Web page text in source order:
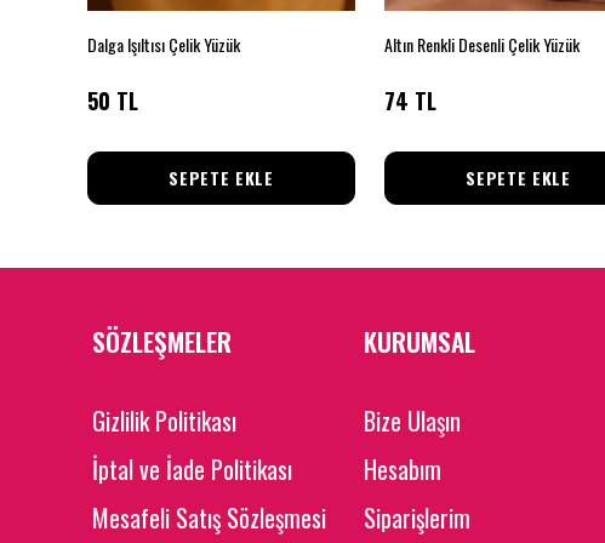
Dalga Işıltısı Çelik Yüzük
50 TL
SEPETE EKLE
Altın Renkli Desenli Çelik Yüzük
74 TL
SEPETE EKLE
SÖZLEŞMELER
Gizlilik Politikası
İptal ve İade Politikası
Mesafeli Satış Sözleşmesi
KURUMSAL
Bize Ulaşın
Hesabım
Siparişlerim